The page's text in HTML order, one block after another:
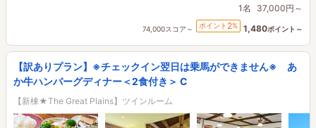
1名 37,000円～
74,000スコア～ ポイント 2% 1,480ポイント～
【訳ありプラン】※チェックイン翌日は乗馬ができません※ あ
か牛ハンバーグディナー＜2食付き＞ C
【新棟★The Great Plains】ツインルーム